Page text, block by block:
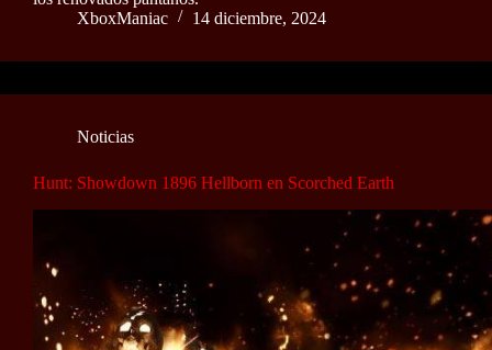
XboxManiac
14 diciembre, 2024
Noticias
Hunt: Showdown 1896 Hellborn en Scorched Earth